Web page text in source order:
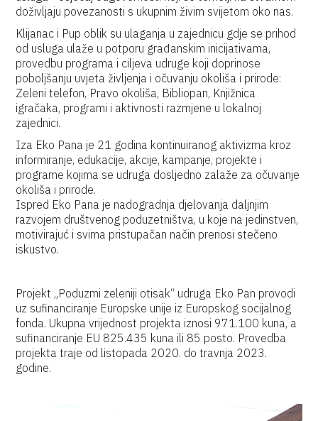
doživljaju povezanosti s ukupnim živim svijetom oko nas.
Klijanac i Pup oblik su ulaganja u zajednicu gdje se prihod
od usluga ulaže u potporu građanskim inicijativama,
provedbu programa i ciljeva udruge koji doprinose
poboljšanju uvjeta življenja i očuvanju okoliša i prirode:
Zeleni telefon, Pravo okoliša, Bibliopan, Knjižnica
igračaka, programi i aktivnosti razmjene u lokalnoj
zajednici.
Iza Eko Pana je 21 godina kontinuiranog aktivizma kroz
informiranje, edukacije, akcije, kampanje, projekte i
programe kojima se udruga dosljedno zalaže za očuvanje
okoliša i prirode.
Ispred Eko Pana je nadogradnja djelovanja daljnjim
razvojem društvenog poduzetništva, u koje na jedinstven,
motivirajuć i svima pristupačan način prenosi stečeno
iskustvo.
Projekt „Poduzmi zeleniji otisak“ udruga Eko Pan provodi
uz sufinanciranje Europske unije iz Europskog socijalnog
fonda. Ukupna vrijednost projekta iznosi 971.100 kuna, a
sufinanciranje EU 825.435 kuna ili 85 posto. Provedba
projekta traje od listopada 2020. do travnja 2023.
godine.